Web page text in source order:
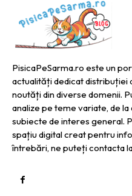
PisicaPeSarma.ro este un
actualități dedicat distribuției
noutăți din diverse domenii.
analize pe teme variate, de
subiecte de interes general.
spațiu digital creat pentru
întrebări, ne puteți contacta